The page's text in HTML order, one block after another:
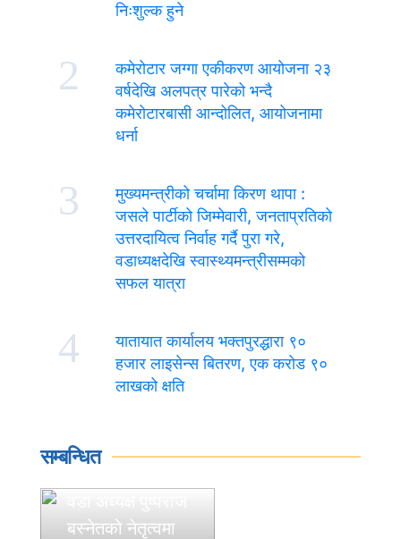
निःशुल्क हुने
2
कमेरोटार जग्गा एकीकरण आयोजना २३
वर्षदेखि अलपत्र पारेको भन्दै
कमेरोटारबासी आन्दोलित, आयोजनामा
धर्ना
3
मुख्यमन्त्रीको चर्चामा किरण थापा :
जसले पार्टीको जिम्मेवारी, जनताप्रतिको
उत्तरदायित्व निर्वाह गर्दै पुरा गरे,
वडाध्यक्षदेखि स्वास्थ्यमन्त्रीसम्मको
सफल यात्रा
4
यातायात कार्यालय भक्तपुरद्धारा ९०
हजार लाइसेन्स बितरण, एक करोड ९०
लाखको क्षति
सम्बन्धित
बस्नेतको नेतृत्वमा